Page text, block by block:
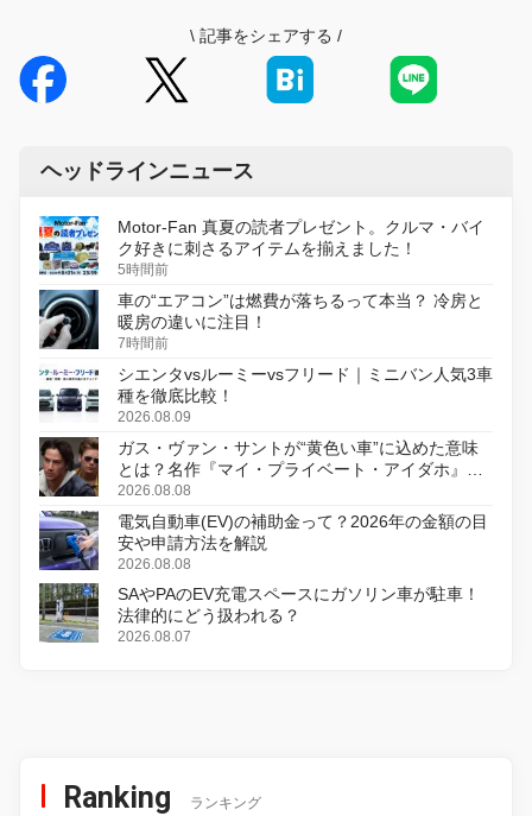
\ 記事をシェアする /
ヘッドラインニュース
Motor-Fan 真夏の読者プレゼント。クルマ・バイ
ク好きに刺さるアイテムを揃えました！
5時間前
車の“エアコン”は燃費が落ちるって本当？ 冷房と
暖房の違いに注目！
7時間前
シエンタvsルーミーvsフリード｜ミニバン人気3車
種を徹底比較！
2026.08.09
ガス・ヴァン・サントが“黄色い車”に込めた意味
とは？名作『マイ・プライベート・アイダホ』が
初のデジタルリマスター版で復活
2026.08.08
電気自動車(EV)の補助金って？2026年の金額の目
安や申請方法を解説
2026.08.08
SAやPAのEV充電スペースにガソリン車が駐車！
法律的にどう扱われる？
2026.08.07
Ranking ランキング